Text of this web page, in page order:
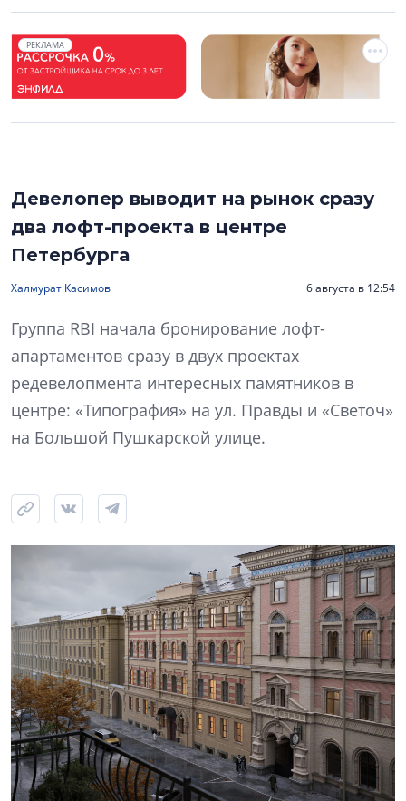
РЕКЛАМА
Девелопер выводит на рынок сразу
два лофт-проекта в центре
Петербурга
Халмурат Касимов 6 августа в 12:54
Группа RBI начала бронирование лофт-
апартаментов сразу в двух проектах
редевелопмента интересных памятников в
центре: «Типография» на ул. Правды и «Светоч»
на Большой Пушкарской улице.